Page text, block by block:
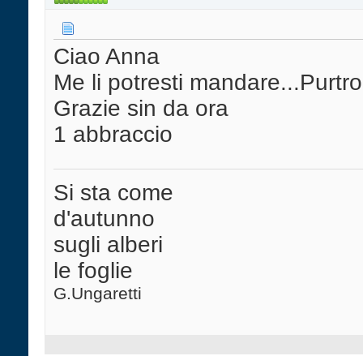
Ciao Anna
Me li potresti
Grazie sin da ora
1 abbraccio
Si sta come
d'autunno
sugli alberi
le foglie
G.Ungaretti